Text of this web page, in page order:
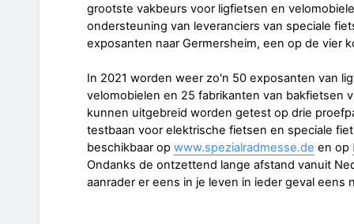
grootste vakbeurs voor ligfietsen en
ondersteuning van leveranciers van speciale
exposanten naar Germersheim, een op de vier
In 2021 worden weer zo'n 50 exposanten van
velomobielen en 25 fabrikanten van bakfietsen
kunnen uitgebreid worden getest op drie
testbaan voor elektrische fietsen en speciale
beschikbaar op www.spezialradmesse.de en op
Ondanks de ontzettend lange afstand vanuit
aanrader er eens in je leven in ieder geval eens